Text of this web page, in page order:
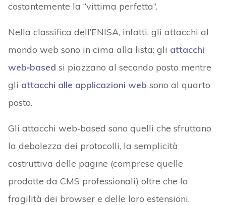
costantemente la “vittima perfetta”.
Nella classifica dell’ENISA, infatti, gli attacchi al
mondo web sono in cima alla lista: gli attacchi
web‑based si piazzano al secondo posto mentre
gli attacchi alle applicazioni web sono al quarto
posto.
Gli attacchi web‑based sono quelli che sfruttano
la debolezza dei protocolli, la semplicità
costruttiva delle pagine (comprese quelle
prodotte da CMS professionali) oltre che la
fragilità dei browser e delle loro estensioni.